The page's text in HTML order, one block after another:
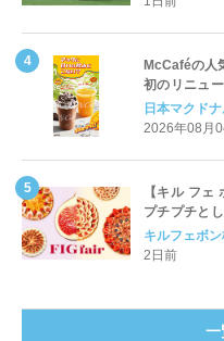
McCaféの人
初のリニュ
ッペ」「マ
開始
日本マクド
2026年08月
【キル フ
プチプチと
をたっぷり
登場8月20日
キルフェボ
2日前
一